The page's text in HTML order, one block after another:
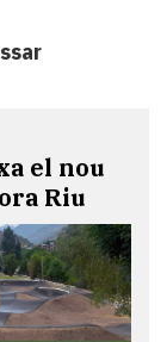
el nou
Riu